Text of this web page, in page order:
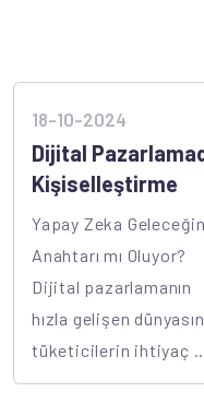
18-10-2024
Dijital
Kişiselleştirme
Yapay Zeka Geleceğin
Anahtarı mı Oluyor?
Dijital pazarlamanın
hızla gelişen
tüketicilerin ihtiyaç